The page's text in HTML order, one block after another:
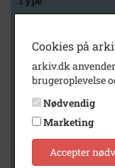
Arkiv
Høng
Cookies på
arkiv.dk
brugeroplevelse
Nødvendig
Marketing
Accepter